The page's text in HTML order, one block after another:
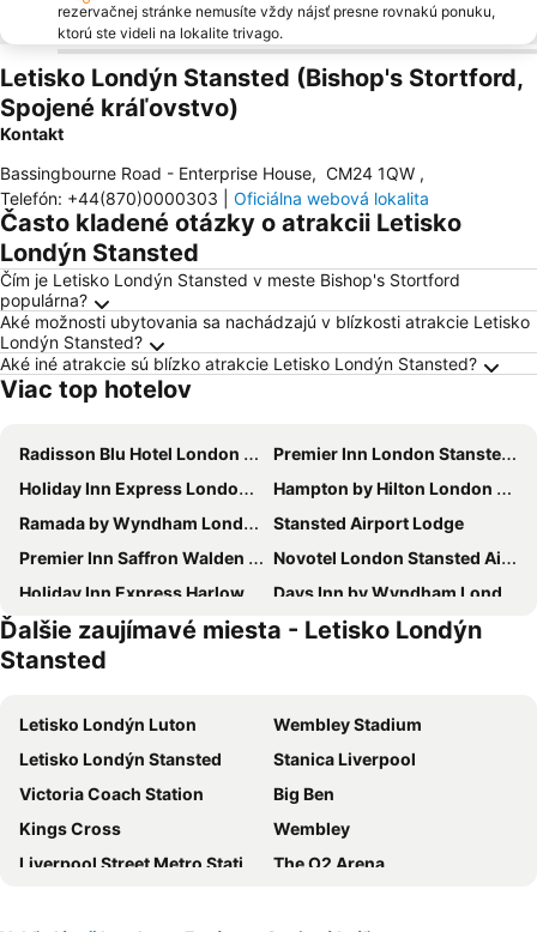
rezervačnej stránke nemusíte vždy nájsť presne rovnakú ponuku,
ktorú ste videli na lokalite trivago.
Letisko Londýn Stansted (Bishop's Stortford,
Spojené kráľovstvo)
Kontakt
Bassingbourne Road - Enterprise House, CM24 1QW ,
Telefón: +44(870)0000303 Oficiálna webová lokalita
Často kladené otázky o atrakcii Letisko
Londýn Stansted
Čím je Letisko Londýn Stansted v meste Bishop's Stortford
populárna?
Aké možnosti ubytovania sa nachádzajú v blízkosti atrakcie Letisko
Londýn Stansted?
Aké iné atrakcie sú blízko atrakcie Letisko Londýn Stansted?
Viac top hotelov
Radisson Blu Hotel London Stansted Airport
Premier Inn London Stansted Airport
Holiday Inn Express London Stansted Airport by IHG
Hampton by Hilton London Stansted Airport
Ramada by Wyndham London Stansted Airport
Stansted Airport Lodge
Premier Inn Saffron Walden hotel
Novotel London Stansted Airport
Holiday Inn Express Harlow By Ihg
Days Inn by Wyndham London Stansted Airport
Green Man by Chef & Brewer Collection
Desalis Hotel London Stansted
Old Thatch Bambers Green
Ďalšie zaujímavé miesta - Letisko Londýn
Stansted
Letisko Londýn Luton
Wembley Stadium
Letisko Londýn Stansted
Stanica Liverpool
Victoria Coach Station
Big Ben
Kings Cross
Wembley
Liverpool Street Metro Station
The O2 Arena